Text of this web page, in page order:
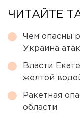
ЧИТАЙТЕ
Чем опасны
Украина
Власти
желтой
Ракетная
области